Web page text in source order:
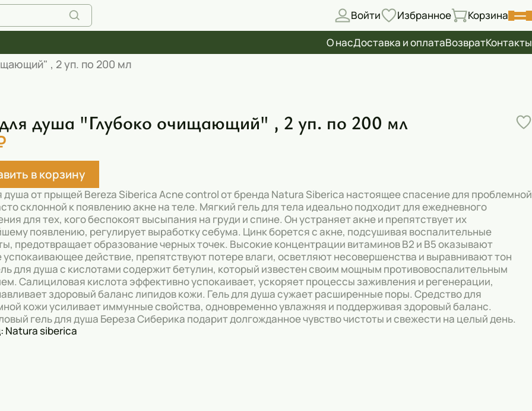
Войти Избранное Корзина
О насДоставка и оплатаВозвратКонтакты
, 2 уп. по 200 мл
для душа "Глубоко очищающий" , 2 уп. по 200 мл
в корзину
душа от прыщей Bereza Siberica Acne control от бренда Natura Siberica настоящее спасение для проблемной
склонной к появлению акне на теле. Мягкий гель для тела идеально подходит для ежедневного
для тех, кого беспокоят высыпания на груди и спине. Он устраняет акне и препятствует их
появлению, регулирует выработку себума. Цинк борется с акне, подсушивая воспалительные
предотвращает образование черных точек. Высокие концентрации витаминов B2 и B5 оказывают
успокаивающее действие, препятствуют потере влаги, осветляют несовершенства и выравнивают тон
для душа с кислотами содержит бетулин, который известен своим мощным противовоспалительным
Салициловая кислота эффективно успокаивает, ускоряет процессы заживления и регенерации,
здоровый баланс липидов кожи. Гель для душа сужает расширенные поры. Средство для
кожи усиливает иммунные свойства, одновременно увлажняя и поддерживая здоровый баланс.
гель для душа Береза Сиберика подарит долгожданное чувство чистоты и свежести на целый день.
Natura siberica